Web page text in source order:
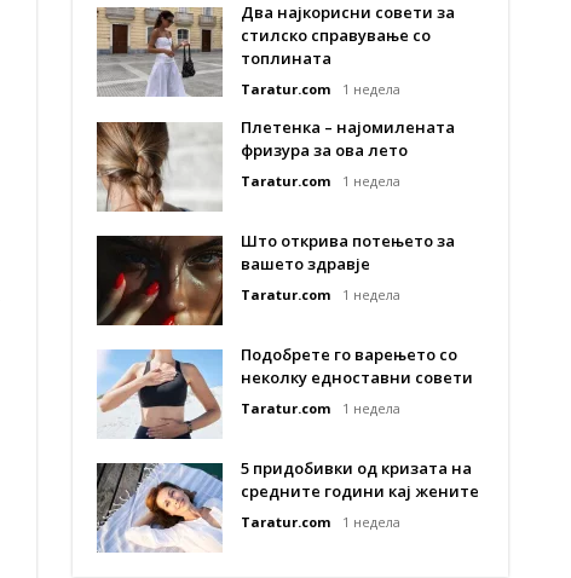
Два најкорисни совети за
стилско справување со
топлината
Taratur.com 1 недела
Плетенка – најомилената
фризура за ова лето
Taratur.com 1 недела
Што открива потењето за
вашето здравје
Taratur.com 1 недела
Подобрете го варењето со
неколку едноставни совети
Taratur.com 1 недела
5 придобивки од кризата на
средните години кај жените
Taratur.com 1 недела